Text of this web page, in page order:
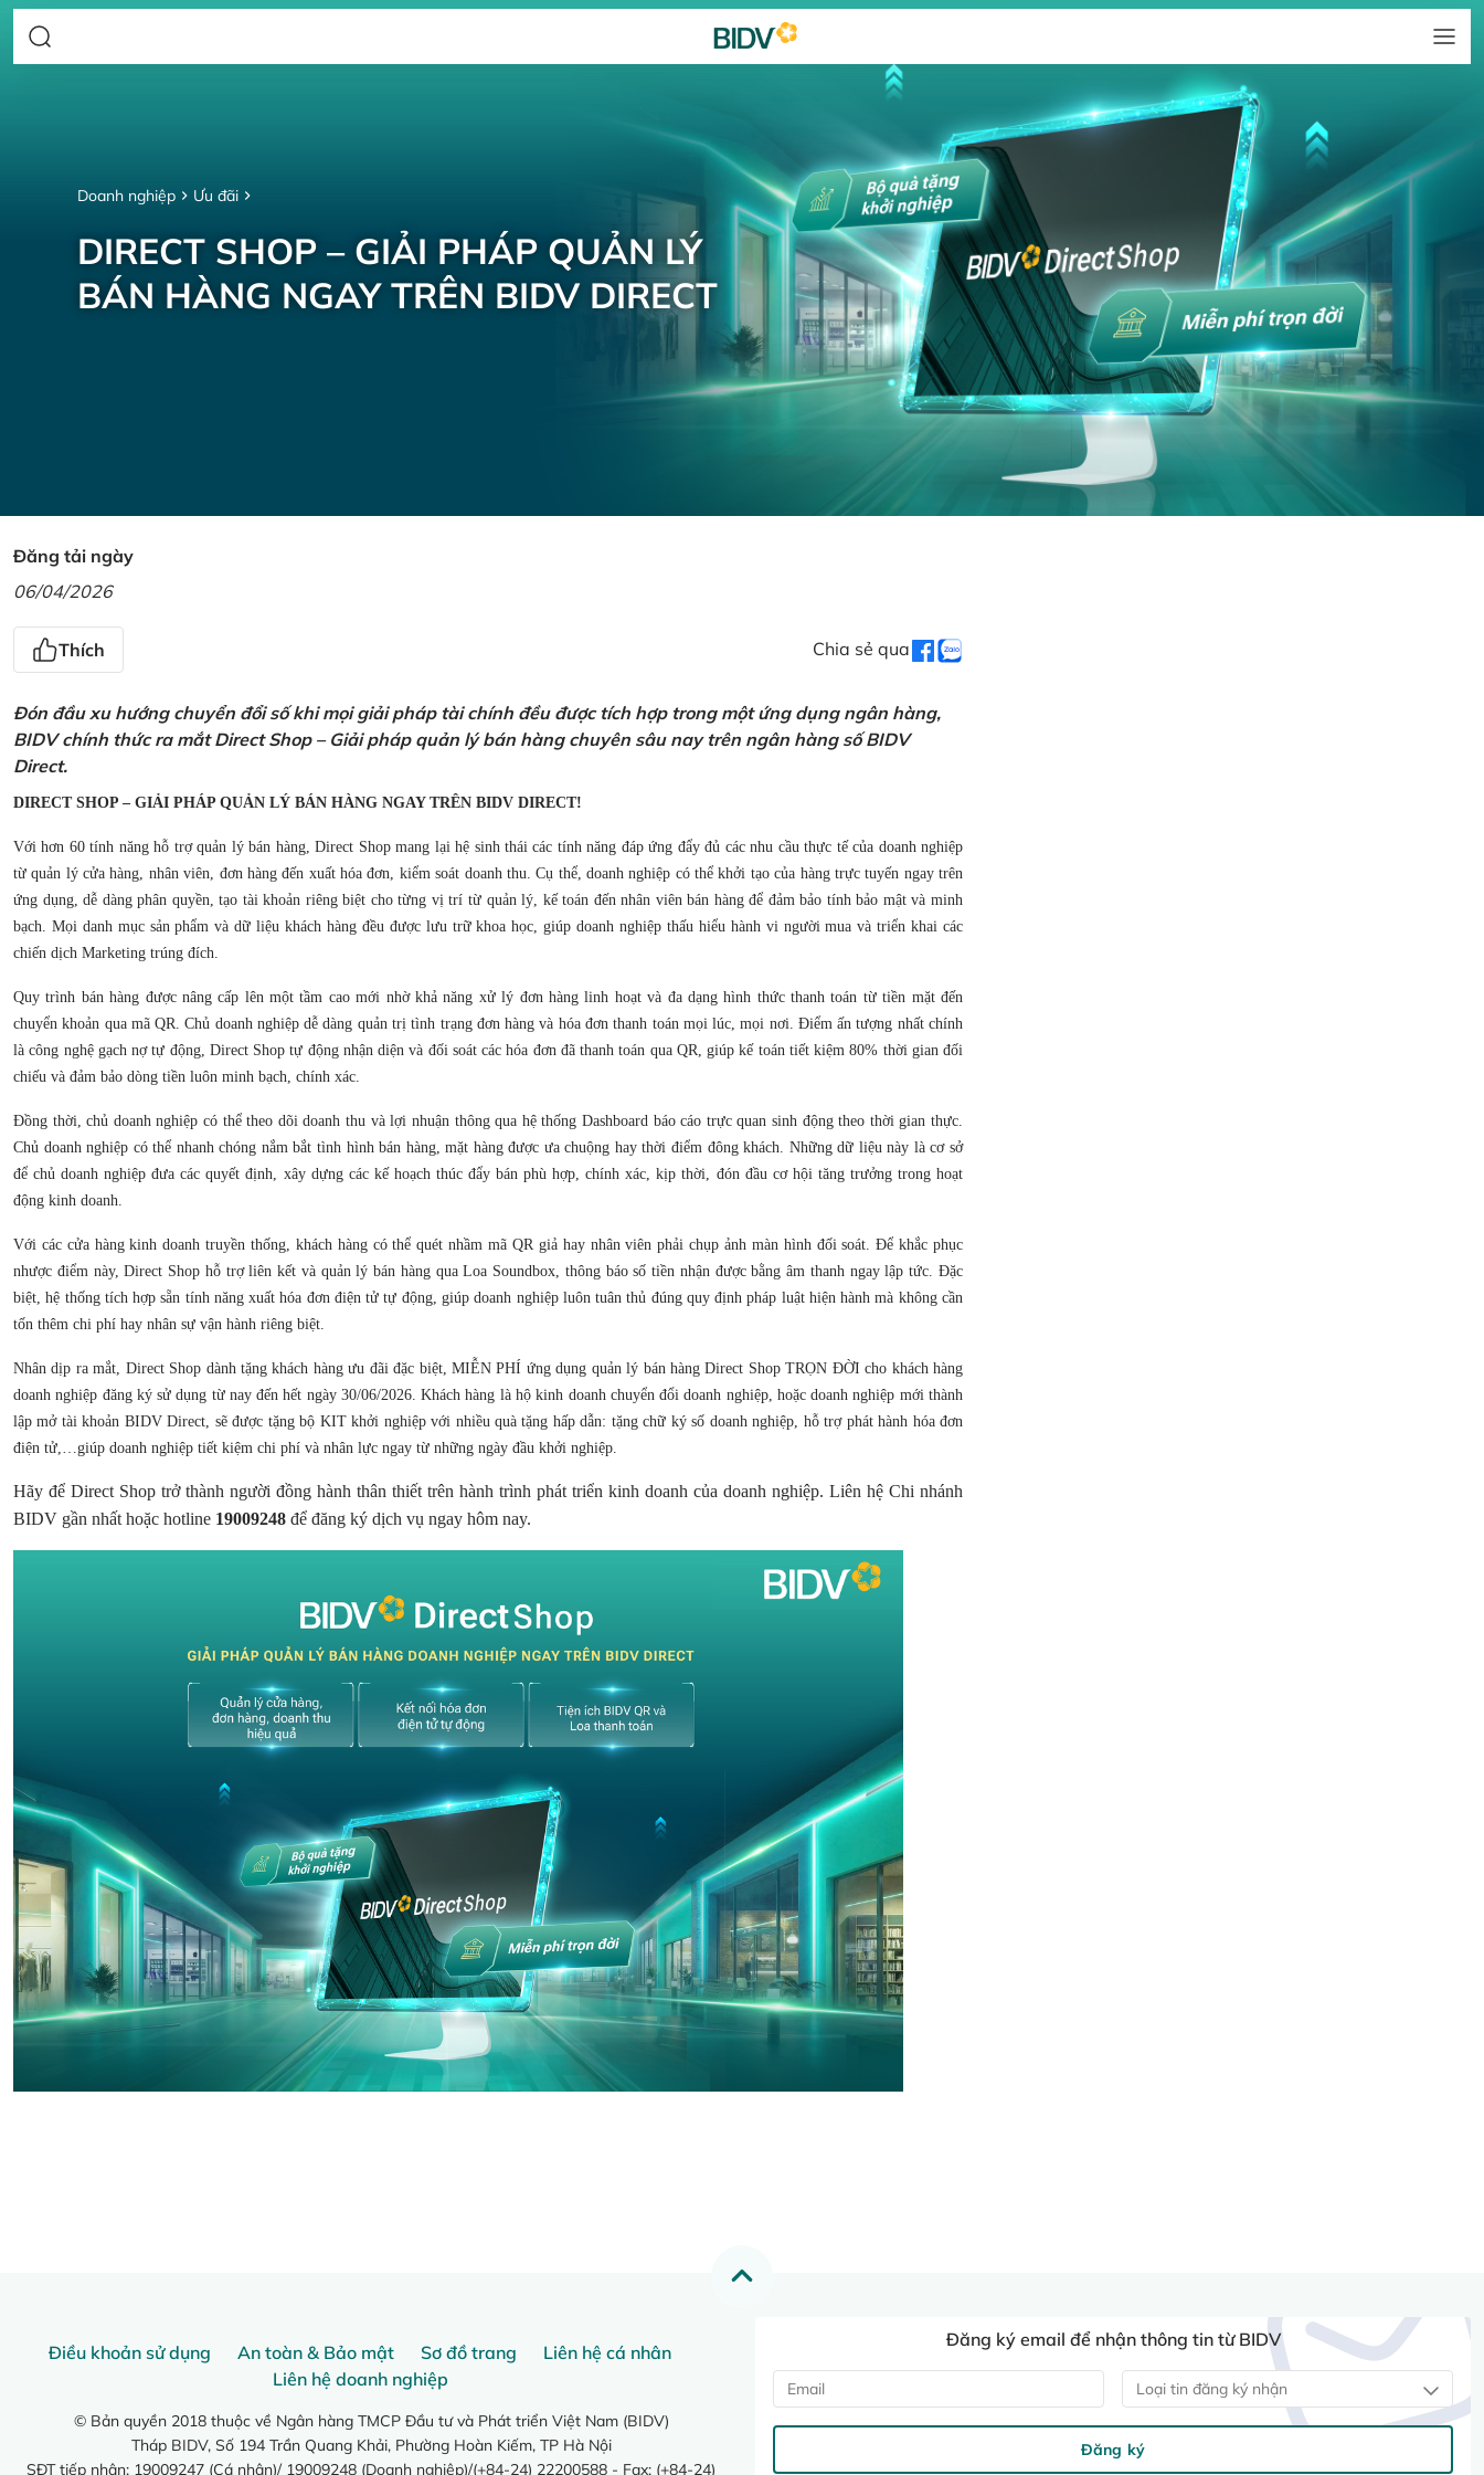
Doanh nghiệp Ưu đãi
DIRECT SHOP – GIẢI PHÁP QUẢN LÝ
BÁN HÀNG NGAY TRÊN BIDV DIRECT
Đăng tải ngày
06/04/2026
Thích Chia sẻ qua
Đón đầu xu hướng chuyển đổi số khi mọi giải pháp tài chính đều được tích hợp trong một ứng dụng ngân hàng,
BIDV chính thức ra mắt Direct Shop – Giải pháp quản lý bán hàng chuyên sâu nay trên ngân hàng số BIDV
Direct.
DIRECT SHOP – GIẢI PHÁP QUẢN LÝ BÁN HÀNG NGAY TRÊN BIDV DIRECT!
Với hơn 60 tính năng hỗ trợ quản lý bán hàng, Direct Shop mang lại hệ sinh thái các tính năng đáp ứng đẩy đủ các nhu cầu thực tế của doanh nghiệp
từ quản lý cửa hàng, nhân viên, đơn hàng đến xuất hóa đơn, kiểm soát doanh thu. Cụ thể, doanh nghiệp có thể khởi tạo của hàng trực tuyến ngay trên
ứng dụng, dễ dàng phân quyền, tạo tài khoản riêng biệt cho từng vị trí từ quản lý, kế toán đến nhân viên bán hàng để đảm bảo tính bảo mật và minh
bạch. Mọi danh mục sản phẩm và dữ liệu khách hàng đều được lưu trữ khoa học, giúp doanh nghiệp thấu hiểu hành vi người mua và triển khai các
chiến dịch Marketing trúng đích.
Quy trình bán hàng được nâng cấp lên một tầm cao mới nhờ khả năng xử lý đơn hàng linh hoạt và đa dạng hình thức thanh toán từ tiền mặt đến
chuyển khoản qua mã QR. Chủ doanh nghiệp dễ dàng quản trị tình trạng đơn hàng và hóa đơn thanh toán mọi lúc, mọi nơi. Điểm ấn tượng nhất chính
là công nghệ gạch nợ tự động, Direct Shop tự động nhận diện và đối soát các hóa đơn đã thanh toán qua QR, giúp kế toán tiết kiệm 80% thời gian đối
chiếu và đảm bảo dòng tiền luôn minh bạch, chính xác.
Đồng thời, chủ doanh nghiệp có thể theo dõi doanh thu và lợi nhuận thông qua hệ thống Dashboard báo cáo trực quan sinh động theo thời gian thực.
Chủ doanh nghiệp có thể nhanh chóng nắm bắt tình hình bán hàng, mặt hàng được ưa chuộng hay thời điểm đông khách. Những dữ liệu này là cơ sở
để chủ doanh nghiệp đưa các quyết định, xây dựng các kế hoạch thúc đẩy bán phù hợp, chính xác, kịp thời, đón đầu cơ hội tăng trưởng trong hoạt
động kinh doanh.
Với các cửa hàng kinh doanh truyền thống, khách hàng có thể quét nhầm mã QR giả hay nhân viên phải chụp ảnh màn hình đối soát. Để khắc phục
nhược điểm này, Direct Shop hỗ trợ liên kết và quản lý bán hàng qua Loa Soundbox, thông báo số tiền nhận được bằng âm thanh ngay lập tức. Đặc
biệt, hệ thống tích hợp sẵn tính năng xuất hóa đơn điện tử tự động, giúp doanh nghiệp luôn tuân thủ đúng quy định pháp luật hiện hành mà không cần
tốn thêm chi phí hay nhân sự vận hành riêng biệt.
Nhân dịp ra mắt, Direct Shop dành tặng khách hàng ưu đãi đặc biệt, MIỄN PHÍ ứng dụng quản lý bán hàng Direct Shop TRỌN ĐỜI cho khách hàng
doanh nghiệp đăng ký sử dụng từ nay đến hết ngày 30/06/2026. Khách hàng là hộ kinh doanh chuyển đổi doanh nghiệp, hoặc doanh nghiệp mới thành
lập mở tài khoản BIDV Direct, sẽ được tặng bộ KIT khởi nghiệp với nhiều quà tặng hấp dẫn: tặng chữ ký số doanh nghiệp, hỗ trợ phát hành hóa đơn
điện tử,…giúp doanh nghiệp tiết kiệm chi phí và nhân lực ngay từ những ngày đầu khởi nghiệp.
Hãy để Direct Shop trở thành người đồng hành thân thiết trên hành trình phát triển kinh doanh của doanh nghiệp. Liên hệ Chi nhánh
BIDV gần nhất hoặc hotline 19009248 để đăng ký dịch vụ ngay hôm nay.
Điều khoản sử dụng An toàn & Bảo mật Sơ đồ trang
Liên hệ cá nhân
Liên hệ doanh nghiệp
© Bản quyền 2018 thuộc về Ngân hàng TMCP Đầu tư và Phát triển Việt Nam (BIDV)
Tháp BIDV, Số 194 Trần Quang Khải, Phường Hoàn Kiếm, TP Hà Nội
SĐT tiếp nhận: 19009247 (Cá nhân)/ 19009248 (Doanh nghiệp)/(+84-24) 22200588 - Fax: (+84-24)
Đăng ký email để nhận thông tin từ BIDV
Loại tin đăng ký nhận
Đăng ký